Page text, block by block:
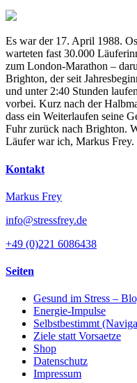
Es war der 17. April 1988.
warteten fast 30.000
zum London-Marathon –
Brighton, der seit
und unter 2:40 Stunden
vorbei. Kurz nach der
dass ein Weiterlaufen seine
Fuhr zurück nach Brighton.
Läufer war ich, Markus Frey.
Kontakt
Markus Frey
info@stressfrey.de
+49 (0)221 6086438
Seiten
Gesund im Stress –
Energie-Impulse
Selbstbestimmt
Ziele statt Vorsaetze
Shop
Datenschutz
Impressum